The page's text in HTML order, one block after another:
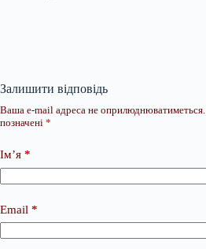
Залишити відповідь
Ваша e-mail адреса не оприлюднюватиметься.
позначені *
Ім’я *
Email *